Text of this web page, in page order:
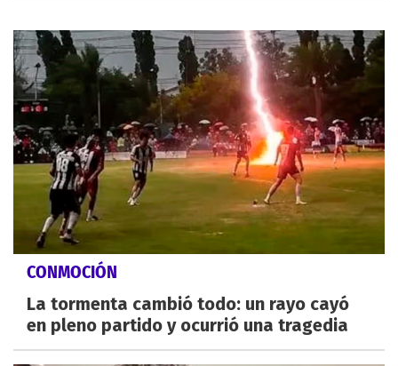
CONMOCIÓN
La tormenta cambió todo: un rayo cayó
en pleno partido y ocurrió una tragedia